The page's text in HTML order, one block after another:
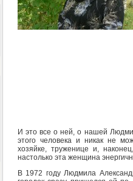
И это все о ней, о нашей
этого человека и никак не
хозяйке, труженице и,
настолько эта женщина
В 1972 году Людмила